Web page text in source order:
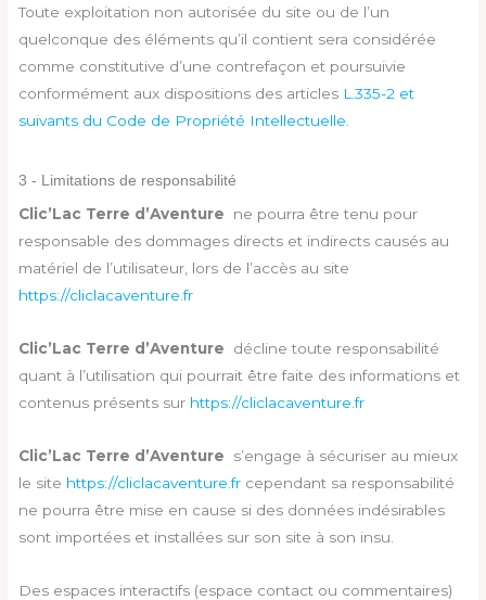
Toute exploitation non autorisée du site ou de l’un
quelconque des éléments qu’il contient sera considérée
comme constitutive d’une contrefaçon et poursuivie
conformément aux dispositions des articles L.335-2 et
suivants du Code de Propriété Intellectuelle.
3 - Limitations de responsabilité
Clic’Lac Terre d’Aventure ne pourra être tenu pour
responsable des dommages directs et indirects causés au
matériel de l’utilisateur, lors de l’accès au site
https://cliclacaventure.fr
Clic’Lac Terre d’Aventure décline toute responsabilité
quant à l’utilisation qui pourrait être faite des informations et
contenus présents sur https://cliclacaventure.fr
Clic’Lac Terre d’Aventure s’engage à sécuriser au mieux
le site https://cliclacaventure.fr cependant sa responsabilité
ne pourra être mise en cause si des données indésirables
sont importées et installées sur son site à son insu.
Des espaces interactifs (espace contact ou commentaires)